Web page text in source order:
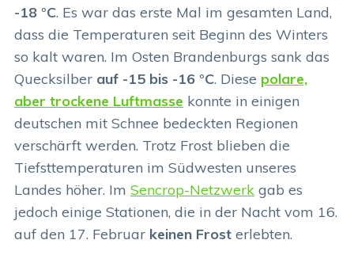
-18 °C. Es war das erste Mal im gesamten Land,
dass die Temperaturen seit Beginn des Winters
so kalt waren. Im Osten Brandenburgs sank das
Quecksilber auf -15 bis -16 °C. Diese polare,
aber trockene Luftmasse konnte in einigen
deutschen mit Schnee bedeckten Regionen
verschärft werden. Trotz Frost blieben die
Tiefsttemperaturen im Südwesten unseres
Landes höher. Im Sencrop-Netzwerkgab es
jedoch einige Stationen, die in der Nacht vom 16.
auf den 17. Februar keinen Frosterlebten.